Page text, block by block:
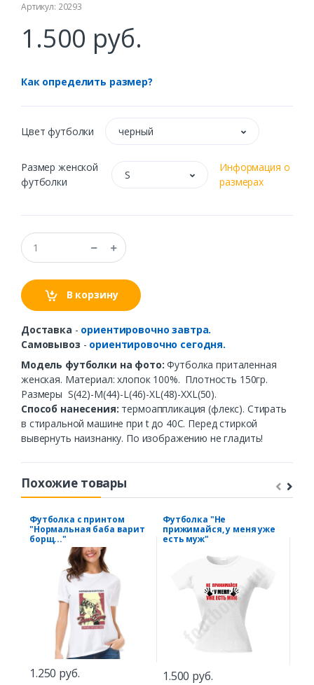
Артикул: 20293
1.500 руб.
Как определить размер?
Цвет футболки черный
Размер женской
футболки
S
Информация о
размерах
В корзину
Доставка - ориентировочно завтра.
Самовывоз - ориентировочно сегодня.
Модель футболки на фото: Футболка приталенная
женская. Материал: хлопок 100%. Плотность 150гр.
Размеры S(42)-M(44)-L(46)-XL(48)-XXL(50).
Способ нанесения: термоаппликация (флекс). Стирать
в стиральной машине при t до 40С. Перед стиркой
вывернуть наизнанку. По изображению не гладить!
Похожие товары
Футболка с принтом
"Нормальная баба варит
борщ..."
1.250 руб.
Футболка "Не
прижимайся, у меня уже
есть муж"
1.500 руб.